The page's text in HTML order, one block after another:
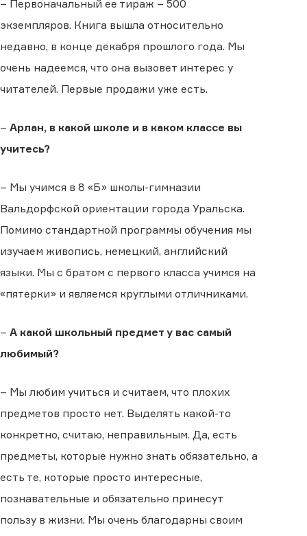
– Первоначальный ее тираж – 500
экземпляров. Книга вышла относительно
недавно, в конце декабря прошлого года. Мы
очень надеемся, что она вызовет интерес у
читателей. Первые продажи уже есть.
– Арлан, в какой школе и в каком классе вы
учитесь?
– Мы учимся в 8 «Б» школы-гимназии
Вальдорфской ориентации города Уральска.
Помимо стандартной программы обучения мы
изучаем живопись, немецкий, английский
языки. Мы с братом с первого класса учимся на
«пятерки» и являемся круглыми отличниками.
– А какой школьный предмет у вас самый
любимый?
– Мы любим учиться и считаем, что плохих
предметов просто нет. Выделять какой-то
конкретно, считаю, неправильным. Да, есть
предметы, которые нужно знать обязательно, а
есть те, которые просто интересные,
познавательные и обязательно принесут
пользу в жизни. Мы очень благодарны своим